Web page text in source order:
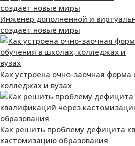
Инженер дополненной и
создает новые миры
Как устроена очно-заочная форма
колледжах и вузах
Как решить проблему дефицита
кастомизацию образования